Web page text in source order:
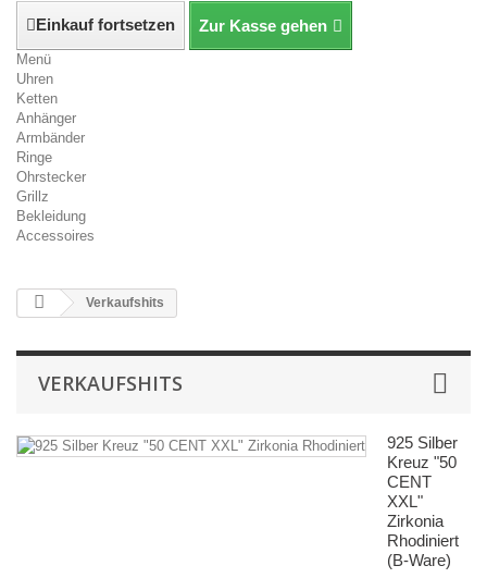
Einkauf fortsetzen Zur Kasse gehen
Menü
Uhren
Ketten
Anhänger
Armbänder
Ringe
Ohrstecker
Grillz
Bekleidung
Accessoires
Verkaufshits
VERKAUFSHITS
925 Silber
Kreuz "50
CENT
XXL"
Zirkonia
Rhodiniert
(B-Ware)